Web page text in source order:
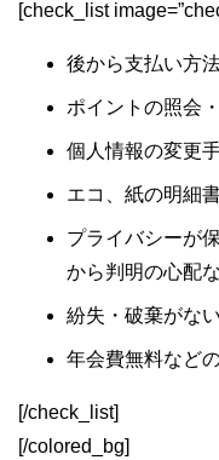
[check_list
後から支払い方
ポイントの照会
個人情報の変更
エコ、紙の明細
プライバシーが
から判明の心配
紛失・破棄がな
年会費無料など
[/check_list]
[/colored_bg]